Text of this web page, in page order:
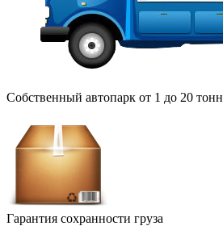
Собственный автопарк от 1 до 20 тонн
Гарантия сохранности груза